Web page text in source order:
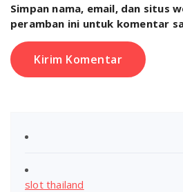
Simpan nama, email, dan situs
peramban ini untuk komentar
slot thailand